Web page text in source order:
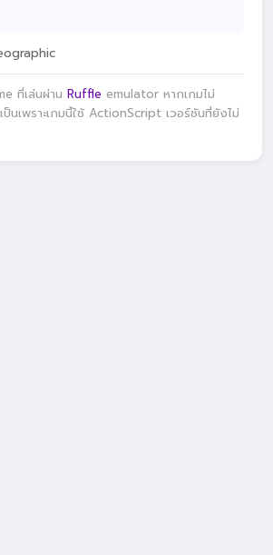
ที่เล่นผ่าน Ruffle emulator หากเกมไม่
ป็นเพราะเกมนี้ใช้ ActionScript เวอร์ชันที่ยังไม่